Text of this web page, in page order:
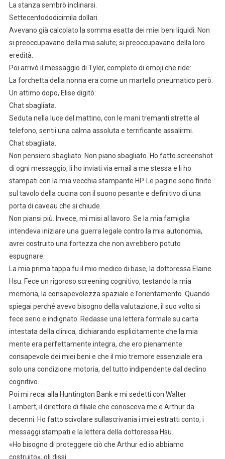
La stanza sembrò inclinarsi.
Settecentododicimila dollari.
Avevano già calcolato la somma esatta dei miei beni liquidi. Non
si preoccupavano della mia salute; si preoccupavano della loro
eredità.
Poi arrivò il messaggio di Tyler, completo di emoji che ride:
La forchetta della nonna era come un martello pneumatico però.
Un attimo dopo, Elise digitò:
Chat sbagliata.
Seduta nella luce del mattino, con le mani tremanti strette al
telefono, sentii una calma assoluta e terrificante assalirmi.
Chat sbagliata.
Non pensiero sbagliato. Non piano sbagliato. Ho fatto screenshot
di ogni messaggio, li ho inviati via email a me stessa e li ho
stampati con la mia vecchia stampante HP. Le pagine sono finite
sul tavolo della cucina con il suono pesante e definitivo di una
porta di caveau che si chiude.
Non piansi più. Invece, mi misi al lavoro. Se la mia famiglia
intendeva iniziare una guerra legale contro la mia autonomia,
avrei costruito una fortezza che non avrebbero potuto
espugnare.
La mia prima tappa fu il mio medico di base, la dottoressa Elaine
Hsu. Fece un rigoroso screening cognitivo, testando la mia
memoria, la consapevolezza spaziale e l’orientamento. Quando
spiegai perché avevo bisogno della valutazione, il suo volto si
fece serio e indignato. Redasse una lettera formale su carta
intestata della clinica, dichiarando esplicitamente che la mia
mente era perfettamente integra, che ero pienamente
consapevole dei miei beni e che il mio tremore essenziale era
solo una condizione motoria, del tutto indipendente dal declino
cognitivo.
Poi mi recai alla Huntington Bank e mi sedetti con Walter
Lambert, il direttore di filiale che conosceva me e Arthur da
decenni. Ho fatto scivolare sullascrivania i miei estratti conto, i
messaggi stampati e la lettera della dottoressa Hsu.
«Ho bisogno di proteggere ciò che Arthur ed io abbiamo
costruito», gli dissi.